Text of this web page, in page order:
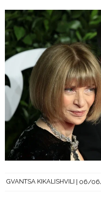
GVANTSA KIKALISHVILI 06/